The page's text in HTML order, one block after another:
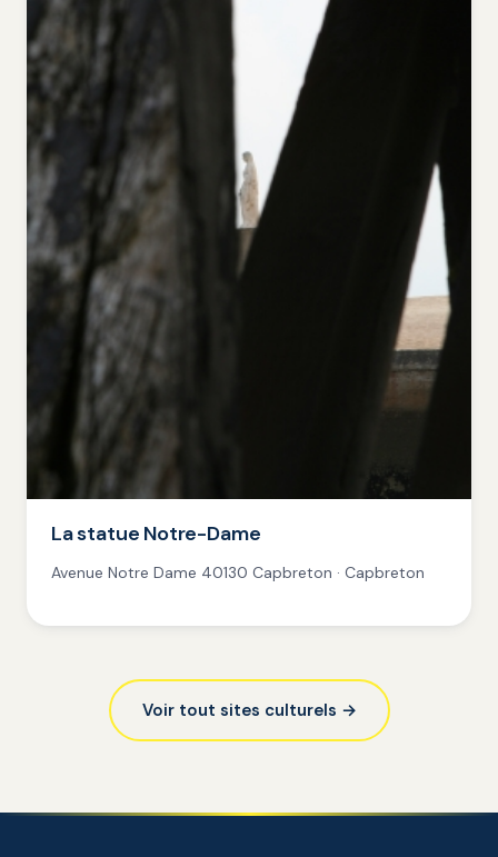
La statue Notre-Dame
Avenue Notre Dame 40130 Capbreton · Capbreton
Voir tout sites culturels →